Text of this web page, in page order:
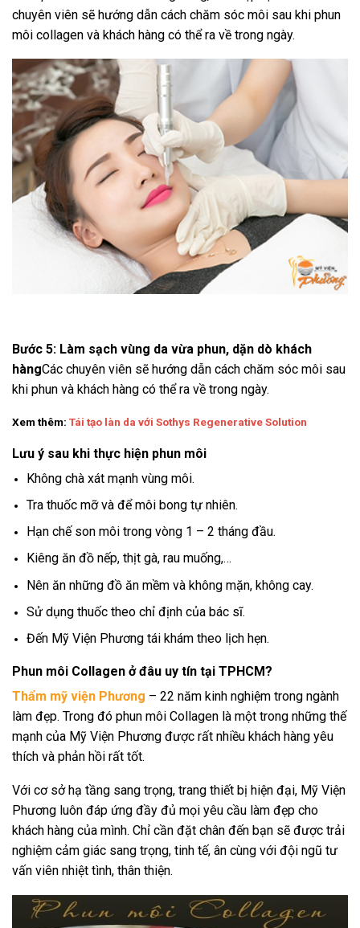
chuyên viên sẽ hướng dẫn cách chăm sóc môi sau khi phun
môi collagen và khách hàng có thể ra về trong ngày.
Bước 5: Làm sạch vùng da vừa phun, dặn dò khách
hàngCác chuyên viên sẽ hướng dẫn cách chăm sóc môi sau
khi phun và khách hàng có thể ra về trong ngày.
Xem thêm: Tái tạo làn da với Sothys Regenerative Solution
Lưu ý sau khi thực hiện phun môi
Không chà xát mạnh vùng môi.
Tra thuốc mỡ và để môi bong tự nhiên.
Hạn chế son môi trong vòng 1 – 2 tháng đầu.
Kiêng ăn đồ nếp, thịt gà, rau muống,…
Nên ăn những đồ ăn mềm và không mặn, không cay.
Sử dụng thuốc theo chỉ định của bác sĩ.
Đến Mỹ Viện Phương tái khám theo lịch hẹn.
Phun môi Collagen ở đâu uy tín tại TPHCM?
Thẩm mỹ viện Phương – 22 năm kinh nghiệm trong ngành
làm đẹp. Trong đó phun môi Collagen là một trong những thế
mạnh của Mỹ Viện Phương được rất nhiều khách hàng yêu
thích và phản hồi rất tốt.
Với cơ sở hạ tầng sang trọng, trang thiết bị hiện đại, Mỹ Viện
Phương luôn đáp ứng đầy đủ mọi yêu cầu làm đẹp cho
khách hàng của mình. Chỉ cần đặt chân đến bạn sẽ được trải
nghiệm cảm giác sang trọng, tinh tế, ân cùng với đội ngũ tư
vấn viên nhiệt tình, thân thiện.